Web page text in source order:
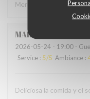
Merci à l'accueil ainsi
MARCELA
2026-05-24 - 19:00 -
Service : 5/5 Ambiance :
Deliciosa la comida y el